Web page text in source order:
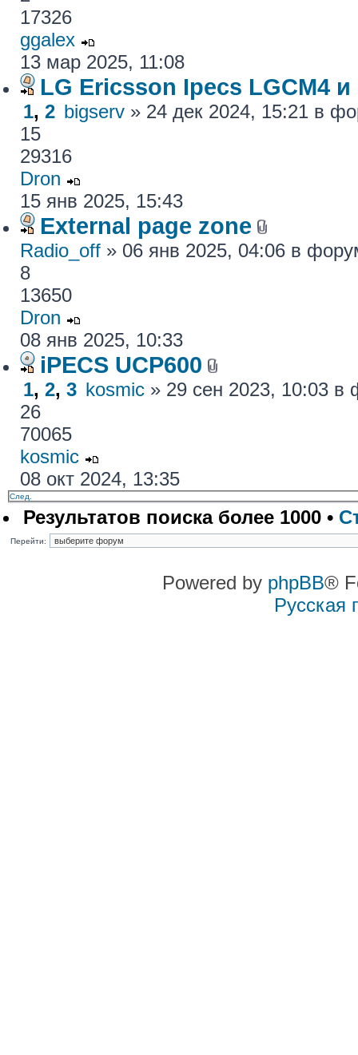
17326
ggalex
13 мар 2025, 11:08
LG Ericsson Ipecs LGCM4 и
1, 2 bigserv » 24 дек 2024, 15:21 в
15
29316
Dron
15 янв 2025, 15:43
External page zone
Radio_off » 06 янв 2025, 04:06 в
8
13650
Dron
08 янв 2025, 10:33
iPECS UCP600
1, 2, 3 kosmic » 29 сен 2023, 10:03
26
70065
kosmic
08 окт 2024, 13:35
След.
Результатов поиска более 1000 •
Перейти:
Powered by phpBB®
Русская